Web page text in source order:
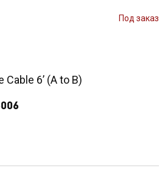
Под заказ
6’ (A to B)